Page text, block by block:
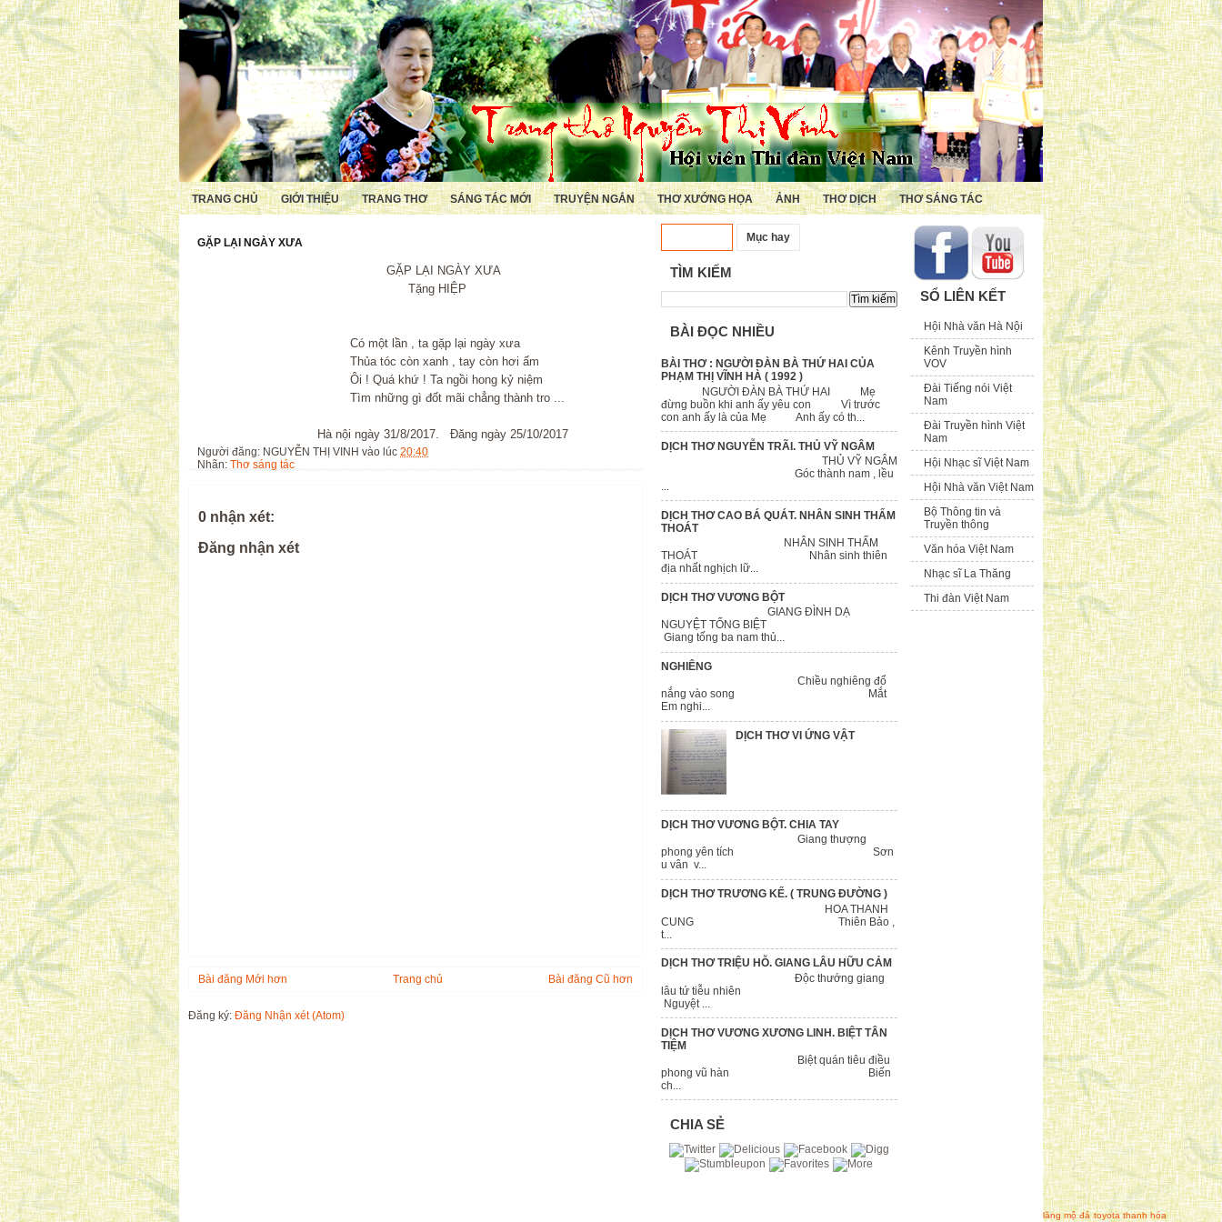
TRANG CHỦ GIỚI THIỆU TRANG THƠ SÁNG TÁC MỚI TRUYỆN NGẮN THƠ XƯỚNG HỌA ẢNH THƠ DỊCH THƠ SÁNG TÁC
GẶP LẠI NGÀY XƯA
GẶP LẠI NGÀY XƯA
Tặng HIỆP
Có một lần , ta gặp lại ngày xưa
Thủa tóc còn xanh , tay còn hơi ấm
Ôi ! Quá khứ ! Ta ngồi hong kỷ niệm
Tìm những gì đốt mãi chẳng thành tro ...
Hà nội ngày 31/8/2017. Đăng ngày 25/10/2017
Người đăng: NGUYỄN THỊ VINH vào lúc 20:40
Nhãn: Thơ sáng tác
0 nhận xét:
Đăng nhận xét
Bài đăng Mới hơn Bài đăng Cũ hơn
Trang chủ
Đăng ký: Đăng Nhận xét (Atom)
Mục hay
TÌM KIẾM
BÀI ĐỌC NHIỀU
BÀI THƠ : NGƯỜI ĐÀN BÀ THỨ HAI CỦA
PHẠM THỊ VĨNH HÀ ( 1992 )
NGƯỜI ĐÀN BÀ THỨ HAI Mẹ
đừng buồn khi anh ấy yêu con Vì trước
con anh ấy là của Mẹ Anh ấy có th...
DỊCH THƠ NGUYỄN TRÃI. THỦ VỸ NGÂM
THỦ VỸ NGÂM
Góc thành nam , lều
...
DỊCH THƠ CAO BÁ QUÁT. NHÂN SINH THẤM
THOÁT
NHÂN SINH THẤM
THOÁT Nhân sinh thiên
địa nhất nghịch lữ...
DỊCH THƠ VƯƠNG BỘT
GIANG ĐÌNH DẠ
NGUYỆT TỐNG BIỆT
Giang tống ba nam thủ...
NGHIÊNG
Chiều nghiêng đổ
nắng vào song Mắt
Em nghi...
DỊCH THƠ VI ỨNG VẬT
DỊCH THƠ VƯƠNG BỘT. CHIA TAY
Giang thượng
phong yên tích Sơn
u vân v...
DỊCH THƠ TRƯƠNG KẾ. ( TRUNG ĐƯỜNG )
HOA THANH
CUNG Thiên Bảo ,
t...
DỊCH THƠ TRIỆU HỖ. GIANG LÂU HỮU CẢM
Độc thướng giang
lâu tứ tiễu nhiên
Nguyệt ...
DỊCH THƠ VƯƠNG XƯƠNG LINH. BIỆT TÂN
TIỆM
Biệt quán tiêu điều
phong vũ hàn Biến
ch...
CHIA SẺ
SỔ LIÊN KẾT
Hội Nhà văn Hà Nội
Kênh Truyền hình
VOV
Đài Tiếng nói Việt
Nam
Đài Truyền hình Việt
Nam
Hội Nhạc sĩ Việt Nam
Hội Nhà văn Việt Nam
Bộ Thông tin và
Truyền thông
Văn hóa Việt Nam
Nhạc sĩ La Thăng
Thi đàn Việt Nam
lăng mộ đá toyota thanh hóa